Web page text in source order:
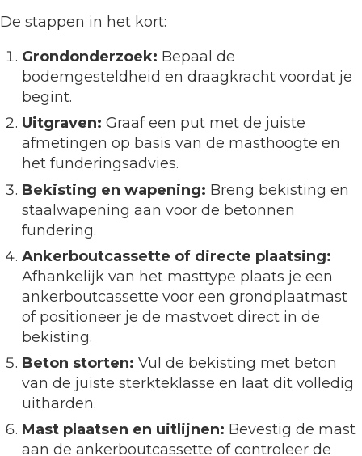
De stappen in het kort:
Grondonderzoek: Bepaal de
bodemgesteldheid en draagkracht voordat je
begint.
Uitgraven: Graaf een put met de juiste
afmetingen op basis van de masthoogte en
het funderingsadvies.
Bekisting en wapening: Breng bekisting en
staalwapening aan voor de betonnen
fundering.
Ankerboutcassette of directe plaatsing:
Afhankelijk van het masttype plaats je een
ankerboutcassette voor een grondplaatmast
of positioneer je de mastvoet direct in de
bekisting.
Beton storten: Vul de bekisting met beton
van de juiste sterkteklasse en laat dit volledig
uitharden.
Mast plaatsen en uitlijnen: Bevestig de mast
aan de ankerboutcassette of controleer de